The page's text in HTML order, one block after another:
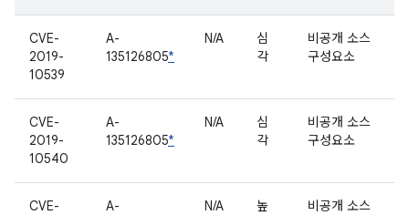
CVE-
2019-
10539
A-
135126805*
N/A
심
각
비공개 소스
구성요소
CVE-
2019-
10540
A-
135126805*
N/A
심
각
비공개 소스
구성요소
CVE-
A-
N/A
높
비공개 소스